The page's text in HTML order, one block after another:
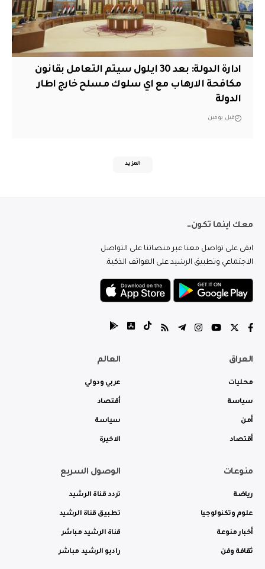
ادارة الدولة: بعد 30 ايلول سيتم التعامل بقانون
مكافحة الارهاب مع اي سلوك مسلح خارج اطار
الدولة
قبل يومين
المزيد
معك اينما تكون..
ابقى على تواصل معنا عبر منصاتنا على التواصل
الاجتماعي وتطبيق الرشيد على الهواتف الذكية.
العراق
محليات
سياسة
أمن
أقتصاد
العالم
عربي ودولي
أقتصاد
سياسة
الاخيرة
منوعات
رياضة
علوم وتكنولوجيا
أخبار منوعة
ثقافة وفن
الوصول السريع
تردد قناة الرشيد
تطبيق قناة الرشيد
قناة الرشيد مباشر
راديو الرشيد مباشر